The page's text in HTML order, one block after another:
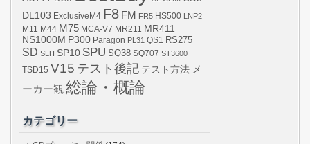
DL103 ExclusiveM4 F8 FM FR5 HS500 LNP2
M11
M44 M75 MCA-V7 MR211 MR411
NS1000M P300 Paragon PL31 QS1 RS275
SD SLH SP10 SPU SQ38 SQ707 ST3600
TSD15 V15 テスト後記 テスト方法 メ
ーカー観 総論・概論
カテゴリー